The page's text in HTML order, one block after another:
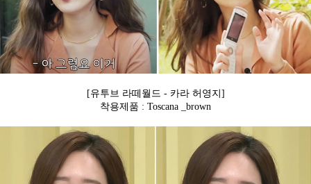
[유투브 라떼월드 - 카라 허영지]
착용제품 : Toscana _brown